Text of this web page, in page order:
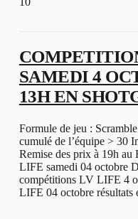
SAMEDI 4
13H EN
Formule de jeu :
cumulé de l’équipe > 30
Remise des prix à 19h
LIFE samedi 04 octobre
compétitions LV LIFE 4
LIFE 04 octobre résultats